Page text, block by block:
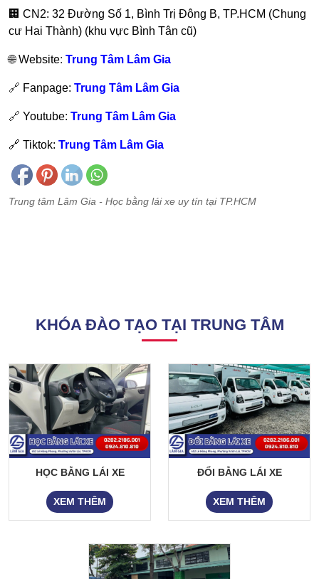
🏢 CN2: 32 Đường Số 1, Bình Trị Đông B, TP.HCM (Chung
cư Hai Thành) (khu vực Bình Tân cũ)
🌐Website: Trung Tâm Lâm Gia
🔗 Fanpage: Trung Tâm Lâm Gia
🔗 Youtube: Trung Tâm Lâm Gia
🔗 Tiktok: Trung Tâm Lâm Gia
Trung tâm Lâm Gia - Học bằng lái xe uy tín tại TP.HCM
KHÓA ĐÀO TẠO TẠI TRUNG TÂM
HỌC BẰNG LÁI XE
XEM THÊM
ĐỔI BẰNG LÁI XE
XEM THÊM